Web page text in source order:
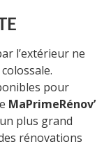
l’extérieur ne
pour
MaPrimeRénov’
plus grand
rénovations